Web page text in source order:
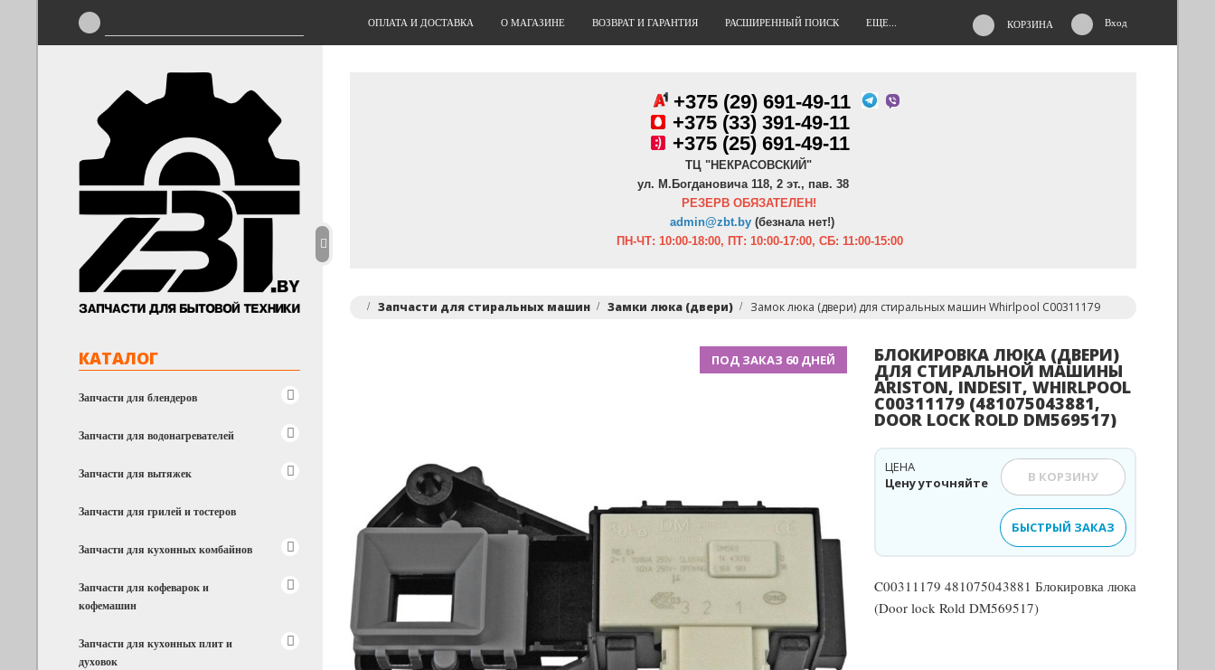
КОРЗИНА Вход
ОПЛАТА И ДОСТАВКА О МАГАЗИНЕ ВОЗВРАТ И ГАРАНТИЯ РАСШИРЕННЫЙ ПОИСК ЕЩЕ...
КАТАЛОГ
Запчасти для блендеров
Запчасти для водонагревателей
Запчасти для вытяжек
Запчасти для грилей и тостеров
Запчасти для кухонных комбайнов
Запчасти для кофеварок и
кофемашин
Запчасти для кухонных плит и
духовок
+375 (29) 691-49-11
+375 (33) 391-49-11
+375 (25) 691-49-11
ТЦ "НЕКРАСОВСКИЙ"
ул. М.Богдановича 118, 2 эт., пав. 38
РЕЗЕРВ ОБЯЗАТЕЛЕН!
admin@zbt.by (безнала нет!)
ПН-ЧТ: 10:00-18:00, ПТ: 10:00-17:00, СБ: 11:00-15:00
Запчасти для стиральных машин Замки люка (двери) Замок люка (двери) для стиральных машин Whirlpool C00311179
ПОД ЗАКАЗ 60 ДНЕЙ БЛОКИРОВКА ЛЮКА (ДВЕРИ)
ДЛЯ СТИРАЛЬНОЙ МАШИНЫ
ARISTON, INDESIT, WHIRLPOOL
C00311179 (481075043881,
DOOR LOCK ROLD DM569517)
Цену уточняйте
ЦЕНА
В КОРЗИНУ
БЫСТРЫЙ ЗАКАЗ
C00311179 481075043881 Блокировка люка
(Door lock Rold DM569517)